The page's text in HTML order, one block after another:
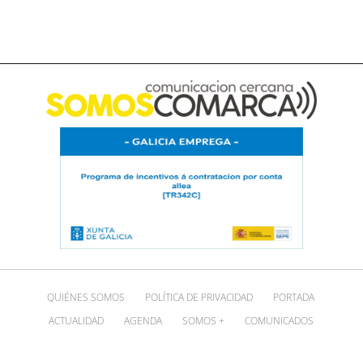
QUIÉNES SOMOS POLÍTICA DE PRIVACIDAD
PORTADA
ACTUALIDAD
AGENDA SOMOS + COMUNICADOS